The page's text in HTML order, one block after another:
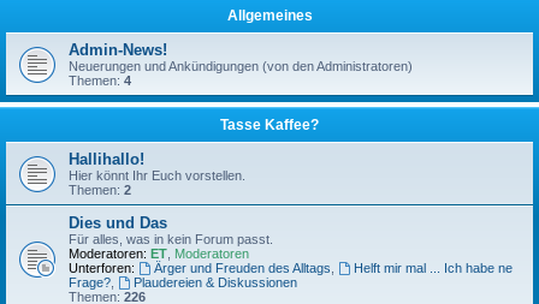
Allgemeines
Admin-News!
Neuerungen und Ankündigungen (von den Administratoren)
Themen: 4
Tasse Kaffee?
Hallihallo!
Hier könnt Ihr Euch vorstellen.
Themen: 2
Dies und Das
Für alles, was in kein Forum passt.
Moderatoren: ET Moderatoren
Unterforen:
Ärger und Freuden des Alltags
Helft mir mal ... Ich habe ne
Frage?
Plaudereien & Diskussionen
Themen: 226